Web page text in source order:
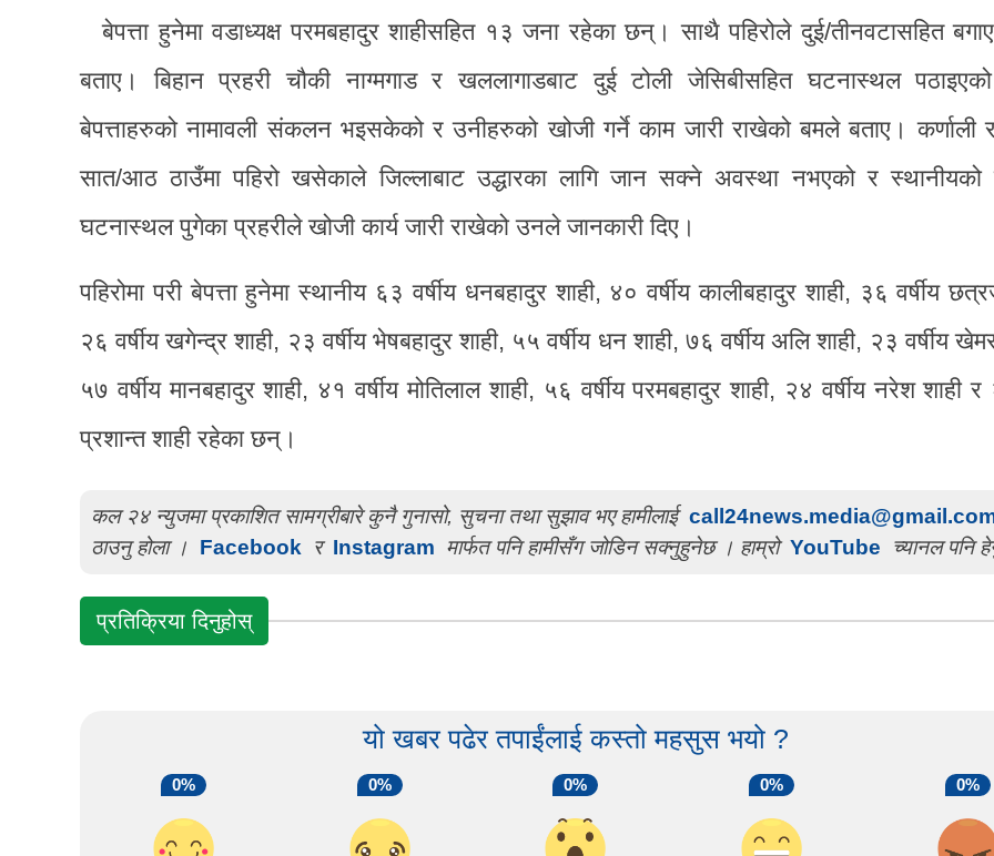
बेपत्ता हुनेमा वडाध्यक्ष परमबहादुर शाहीसहित १३ जना रहेका छन्। साथै पहिरोले दुई/तीनवटासहित
बताए। बिहान प्रहरी चौकी नाग्मगाड र खललागाडबाट दुई टोली जेसिबीसहित घटनास्थल
बेपत्ताहरुको नामावली संकलन भइसकेको र उनीहरुको खोजी गर्ने काम जारी राखेको बमले बताए। कर्णाली
सात/आठ ठाउँमा पहिरो खसेकाले जिल्लाबाट उद्धारका लागि जान सक्ने अवस्था नभएको र स्थानीयको
घटनास्थल पुगेका प्रहरीले खोजी कार्य जारी राखेको उनले जानकारी दिए।
पहिरोमा परी बेपत्ता हुनेमा स्थानीय ६३ वर्षीय धनबहादुर शाही, ४० वर्षीय कालीबहादुर शाही, ३६ वर्षीय
२६ वर्षीय खगेन्द्र शाही, २३ वर्षीय भेषबहादुर शाही, ५५ वर्षीय धन शाही, ७६ वर्षीय अलि शाही, २३ वर्षीय
५७ वर्षीय मानबहादुर शाही, ४१ वर्षीय मोतिलाल शाही, ५६ वर्षीय परमबहादुर शाही, २४ वर्षीय नरेश शाही र
प्रशान्त शाही रहेका छन्।
कल २४ न्युजमा प्रकाशित सामग्रीबारे कुनै गुनासो, सुचना तथा सुझाव भए हामीलाई
ठाउनु होला ।
Facebook र Instagram मार्फत पनि हामीसँग जोडिन सक्नुहुनेछ । हाम्रो YouTube च्यानल पनि
प्रतिक्रिया दिनुहोस्
यो खबर पढेर तपाईंलाई कस्तो महसुस भयो ?
0% 0% 0% 0% 0%